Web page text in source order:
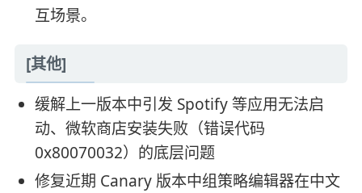
互场景。
[其他]
缓解上一版本中引发 Spotify 等应用无法启
动、微软商店安装失败（错误代码
0x80070032）的底层问题
修复近期 Canary 版本中组策略编辑器在中文